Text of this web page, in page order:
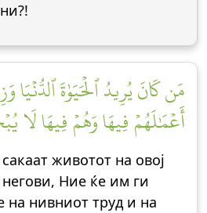
مَن كَانَ يُرِيدُ ٱلۡحَيَوٰةَ ٱلدُّنۡيَا
أَعۡمَٰلَهُمۡ فِيهَا وَهُمۡ فِيهَا لَا
животот на овој
Ние ќе им ги
на нивниот труд и на